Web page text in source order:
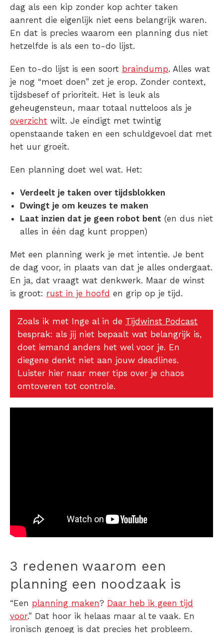
dag als een kip zonder kop achter taken
aanrent die eigenlijk niet eens belangrijk waren.
En dat is precies waarom een planning dus niet
hetzelfde is als een to-do lijst.
Een to-do lijst is een soort braindump. Alles wat
je nog “moet doen” zet je erop. Zonder context,
tijdsbesef of prioriteit. Het is leuk als
geheugensteun, maar totaal nutteloos als je
overzicht wilt. Je eindigt met twintig
openstaande taken en een schuldgevoel dat met
het uur groeit.
Een planning doet wel wat. Het:
Verdeelt je taken over tijdsblokken
Dwingt je om keuzes te maken
Laat inzien dat je geen robot bent (en dus niet
alles in één dag kunt proppen)
Met een planning werk je met intentie. Je bent
de dag voor, in plaats van dat je alles ondergaat.
En ja, dat vraagt wat denkwerk. Maar de winst
is groot: rust in je hoofd en grip op je tijd.
Zoals ik met Inge al in de Tijdwinst Podcast
besprak: als jij niet bepaalt wat belangrijk is,
doet iemand anders het wel voor je. En
diegene denkt niet aan jouw deadlines.
Luister hier naar meer tips over je chaos
omtoveren tot controle.
3 redenen waarom een
planning een noodzaak is
“Een planning maken? Daar heb ik geen tijd
voor.” Dat hoor ik helaas maar al te vaak. En
ironisch genoeg is dat precies het probleem.